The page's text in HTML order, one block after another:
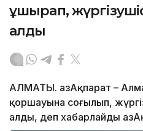
ұшырап,
алды
АЛМАТЫ. ҚазАқпарат –
қоршауына соғылып,
алды, деп хабарлайды